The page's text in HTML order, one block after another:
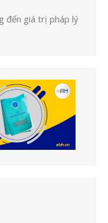
đến giá trị pháp lý